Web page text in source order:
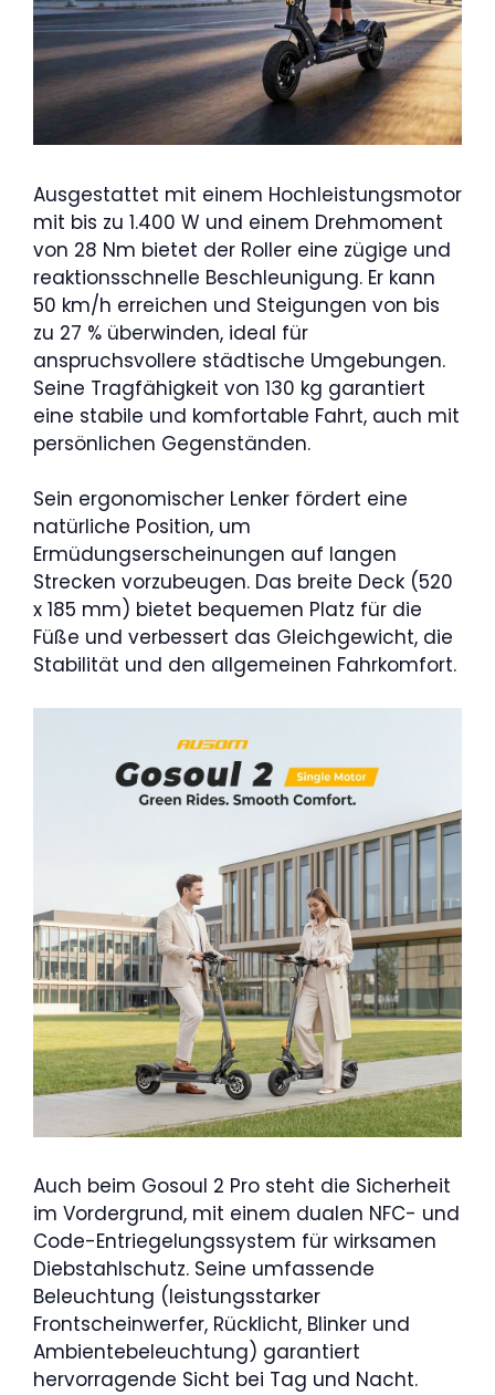
Ausgestattet mit einem Hochleistungsmotor
mit bis zu 1.400 W und einem Drehmoment
von 28 Nm bietet der Roller eine zügige und
reaktionsschnelle Beschleunigung. Er kann
50 km/h erreichen und Steigungen von bis
zu 27 % überwinden, ideal für
anspruchsvollere städtische Umgebungen.
Seine Tragfähigkeit von 130 kg garantiert
eine stabile und komfortable Fahrt, auch mit
persönlichen Gegenständen.
Sein ergonomischer Lenker fördert eine
natürliche Position, um
Ermüdungserscheinungen auf langen
Strecken vorzubeugen. Das breite Deck (520
x 185 mm) bietet bequemen Platz für die
Füße und verbessert das Gleichgewicht, die
Stabilität und den allgemeinen Fahrkomfort.
Auch beim Gosoul 2 Pro steht die Sicherheit
im Vordergrund, mit einem dualen NFC- und
Code-Entriegelungssystem für wirksamen
Diebstahlschutz. Seine umfassende
Beleuchtung (leistungsstarker
Frontscheinwerfer, Rücklicht, Blinker und
Ambientebeleuchtung) garantiert
hervorragende Sicht bei Tag und Nacht.